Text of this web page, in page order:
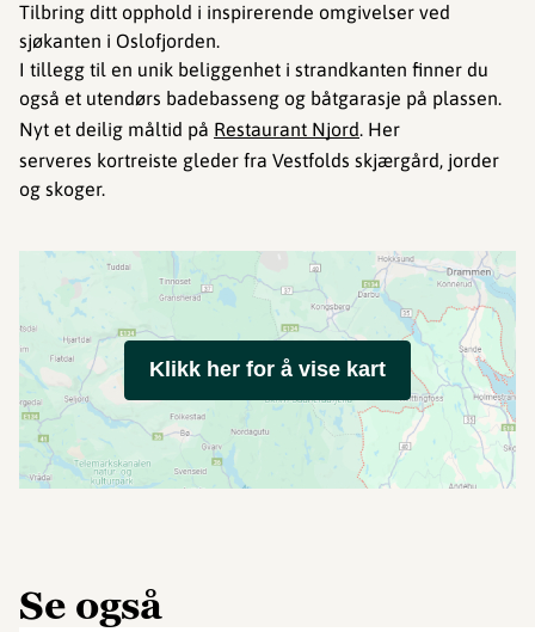
Tilbring ditt opphold i inspirerende omgivelser ved
sjøkanten i Oslofjorden.
I tillegg til en unik beliggenhet i strandkanten finner du
også et utendørs badebasseng og båtgarasje på plassen.
Nyt et deilig måltid på ​​​​ Restaurant Njord. Her
serveres kortreiste gleder fra Vestfolds skjærgård, jorder
og skoger.
Klikk her for å vise kart
Se også